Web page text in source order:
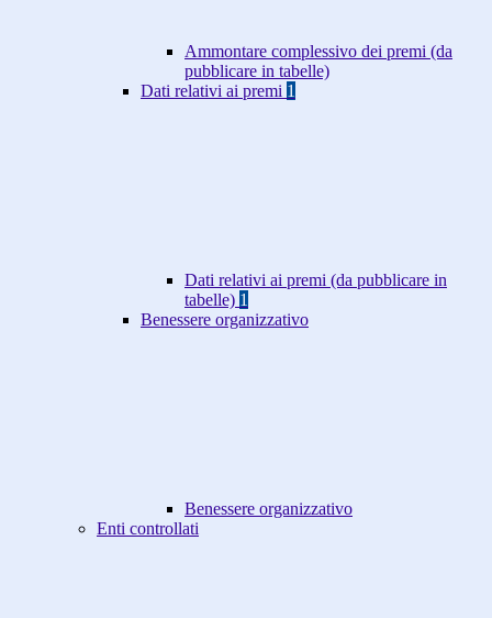
Ammontare complessivo dei premi (da
pubblicare in tabelle)
Dati relativi ai premi 1
Dati relativi ai premi (da pubblicare in
tabelle) 1
Benessere organizzativo
Benessere organizzativo
Enti controllati